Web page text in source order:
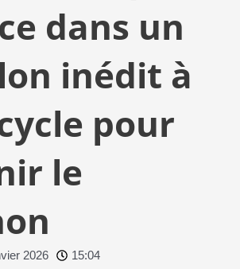
dans un
inédit à
pour
le
2026
15:04